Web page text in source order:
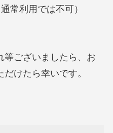
利用では不可）
等ございましたら、お
けたら幸いです。